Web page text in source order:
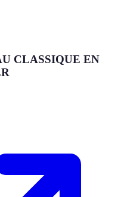
CLASSIQUE EN